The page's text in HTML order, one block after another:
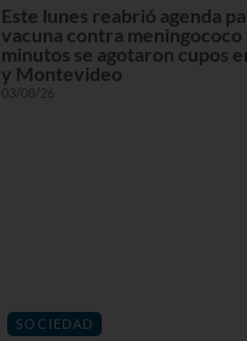
Este lunes reabrió agenda
vacuna contra meningococo
minutos se agotaron cupos
y Montevideo
03/08/26
SOCIEDAD